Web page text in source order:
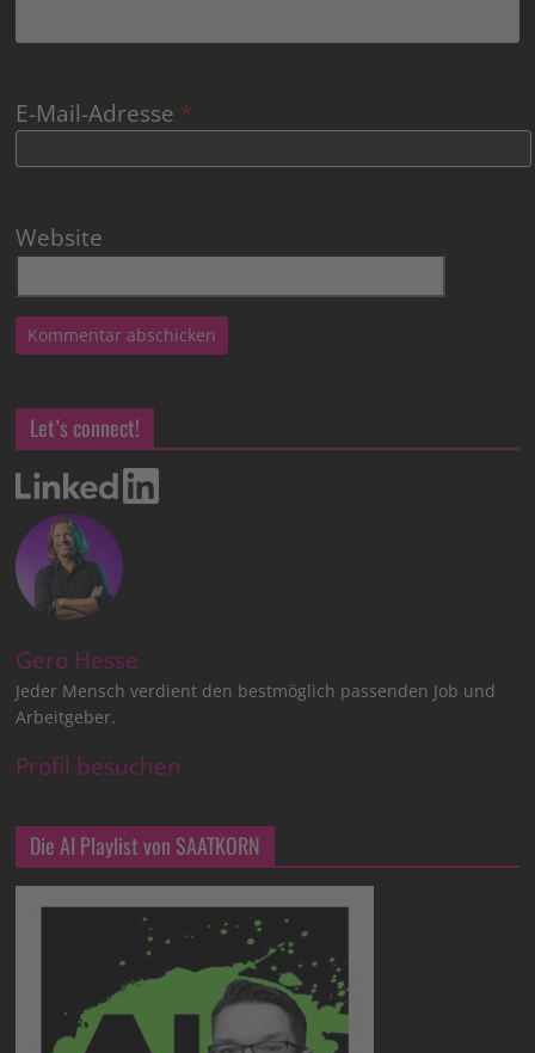
E-Mail-Adresse *
Website
Let’s connect!
Gero Hesse
Jeder Mensch verdient den bestmöglich passenden Job und
Arbeitgeber.
Profil besuchen
Die AI Playlist von SAATKORN